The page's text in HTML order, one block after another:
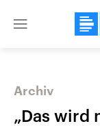
Close
Archiv
„Das wird